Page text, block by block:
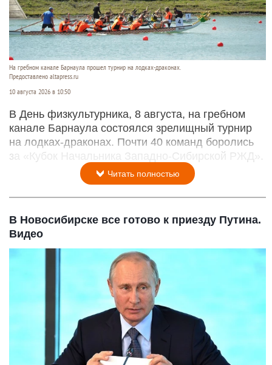
На гребном канале Барнаула прошел турнир на лодках-драконах.
Предоставлено altapress.ru
10 августа 2026 в 10:50
В День физкультурника, 8 августа, на гребном
канале Барнаула состоялся зрелищный турнир
на лодках-драконах. Почти 40 команд боролись
за «Кубок Начальника Западно-Сибирской РЖД».
Читать полностью
В Новосибирске все готово к приезду Путина.
Видео